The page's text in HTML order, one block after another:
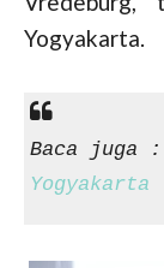
Yogyakarta.
Baca juga :
Yogyakarta